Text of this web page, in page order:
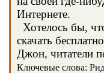
Интернете.
Хотелось бы,
скачать
Джон, читатели
Ключевые слова: